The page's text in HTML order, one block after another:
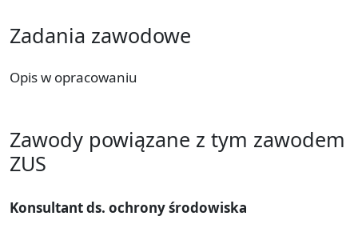
Zadania zawodowe
Opis w opracowaniu
Zawody powiązane z tym zawodem
ZUS
Konsultant ds. ochrony środowiska